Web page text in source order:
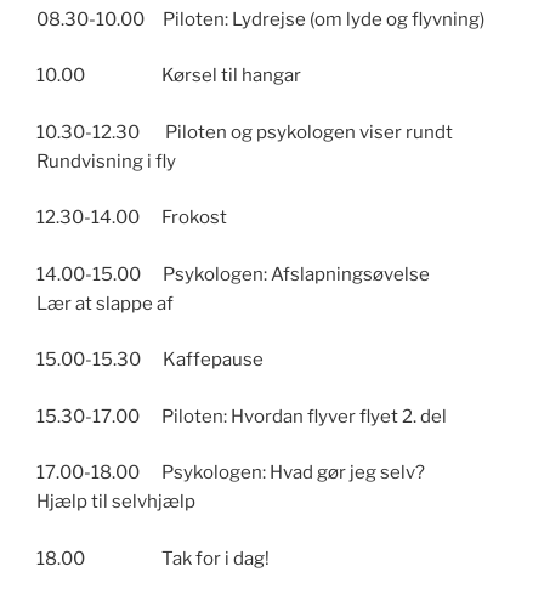
08.30-10.00 Piloten: Lydrejse (om lyde og flyvning)
10.00 Kørsel til hangar
10.30-12.30 Piloten og psykologen viser rundt
Rundvisning i fly
12.30-14.00 Frokost
14.00-15.00 Psykologen: Afslapningsøvelse
Lær at slappe af
15.00-15.30 Kaffepause
15.30-17.00 Piloten: Hvordan flyver flyet 2. del
17.00-18.00 Psykologen: Hvad gør jeg selv?
Hjælp til selvhjælp
18.00 Tak for i dag!